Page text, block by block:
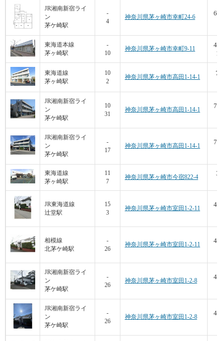
JR湘南新宿ライ
ン
茅ケ崎駅
-
4
神奈川県茅ヶ崎市幸町24-6
東海道本線
茅ヶ崎駅
-
10
神奈川県茅ヶ崎市幸町9-11
東海道線
茅ヶ崎駅
10
2
神奈川県茅ヶ崎市高田1-14-1
JR湘南新宿ライ
ン
茅ケ崎駅
10
31
神奈川県茅ヶ崎市高田1-14-1
JR湘南新宿ライ
ン
茅ケ崎駅
-
17
神奈川県茅ヶ崎市高田1-14-1
東海道線
茅ヶ崎駅
11
7
神奈川県茅ヶ崎市今宿822-4
JR東海道線
辻堂駅
15
3
神奈川県茅ヶ崎市室田1-2-11
相模線
北茅ケ崎駅
-
26
神奈川県茅ヶ崎市室田1-2-11
JR湘南新宿ライ
ン
茅ケ崎駅
-
26
神奈川県茅ヶ崎市室田1-2-8
JR湘南新宿ライ
ン
茅ケ崎駅
-
26
神奈川県茅ヶ崎市室田1-2-8